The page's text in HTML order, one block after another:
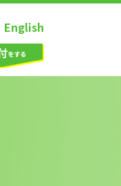
English